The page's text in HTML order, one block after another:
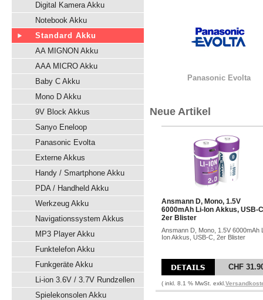
Digital Kamera Akku
Notebook Akku
Standard Akku
AA MIGNON Akku
AAA MICRO Akku
Baby C Akku
Mono D Akku
9V Block Akkus
Sanyo Eneloop
Panasonic Evolta
Externe Akkus
Handy / Smartphone Akku
PDA / Handheld Akku
Werkzeug Akku
Navigationssystem Akkus
MP3 Player Akku
Funktelefon Akku
Funkgeräte Akku
Li-ion 3.6V / 3.7V Rundzellen
Spielekonsolen Akku
Panasonic Evolta
Neue Artikel
Ansmann D, Mono, 1.5V
6000mAh Li-Ion Akkus, USB-
2er Blister
Ansmann D, Mono, 1.5V 6000mAh
Ion Akkus, USB-C, 2er Blister
CHF
( inkl. 8.1 % MwSt. exkl.